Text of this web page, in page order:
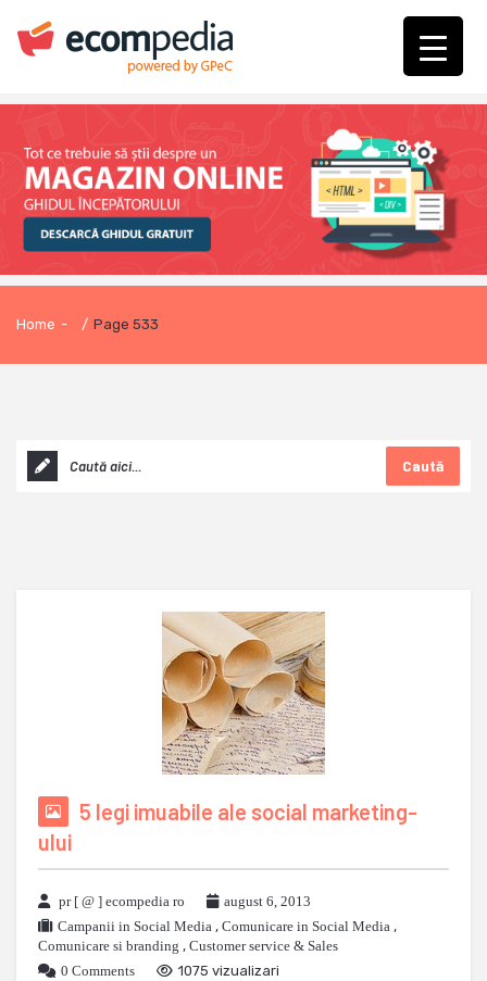
Home - / Page 533
Caută
5 legi imuabile ale social marketing-
ului
pr [ @ ] ecompedia ro
august 6, 2013
Campanii in Social Media , Comunicare in Social Media ,
Comunicare si branding , Customer service & Sales
0 Comments
1075 vizualizari